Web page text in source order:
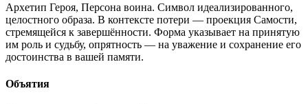
Архетип Героя, Персона воина. Символ идеализированного,
целостного образа. В контексте потери — проекция Самости,
стремящейся к завершённости. Форма указывает на принятую
им роль и судьбу, опрятность — на уважение и сохранение его
достоинства в вашей памяти.
Объятия